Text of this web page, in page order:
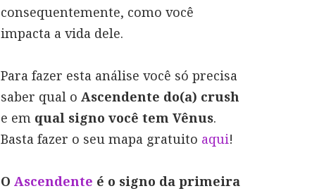
consequentemente, como você
impacta a vida dele.
Para fazer esta análise você só precisa
saber qual o Ascendente do(a) crush
e em qual signo você tem Vênus.
Basta fazer o seu mapa gratuito aqui!
O Ascendente é o signo da primeira